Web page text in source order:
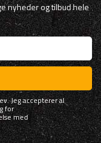
nyheder og tilbud hele
Jeg accepterer al
for
med